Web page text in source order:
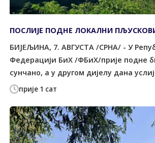
прије 1 сат
ПОСЛИЈЕ ПОДНЕ ЛОКАЛНИ
БИЈЕЉИНА, 7. АВГУСТА /СРНА/ - У
Федерацији БиХ /ФБиХ/прије подне
сунчано, а у другом дијелу дана